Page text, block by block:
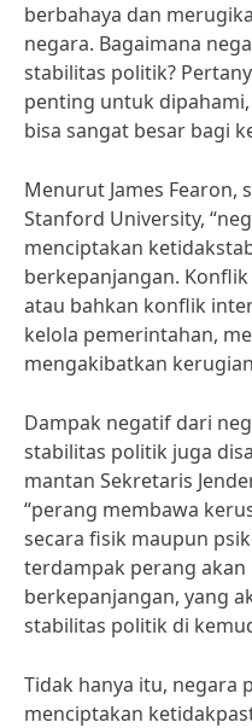
berbahaya dan
negara. Bagaimana
stabilitas politik?
penting untuk
bisa sangat besar bagi
Menurut James Fearon,
Stanford University,
menciptakan
berkepanjangan.
atau bahkan konflik
kelola pemerintahan,
mengakibatkan
Dampak negatif dari
stabilitas politik juga
mantan Sekretaris
“perang membawa
secara fisik maupun
terdampak perang
berkepanjangan, yang
stabilitas politik di
Tidak hanya itu, negara
menciptakan